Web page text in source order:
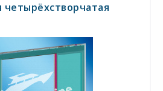
четырёхстворчатая